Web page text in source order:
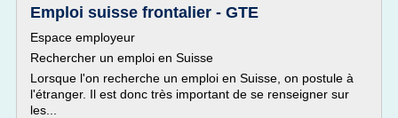
Emploi suisse frontalier - GTE
Espace employeur
Rechercher un emploi en Suisse
Lorsque l'on recherche un emploi en Suisse, on postule à
l'étranger. Il est donc très important de se renseigner sur
les...